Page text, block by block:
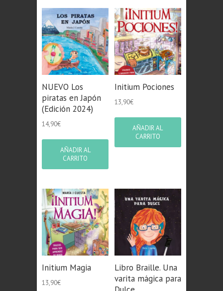
NUEVO Los
piratas en Japón
(Edición 2024)
14,90€
AÑADIR AL
CARRITO
Initium Pociones
13,90€
AÑADIR AL
CARRITO
Initium Magia
13,90€
Libro Braille. Una
varita mágica para